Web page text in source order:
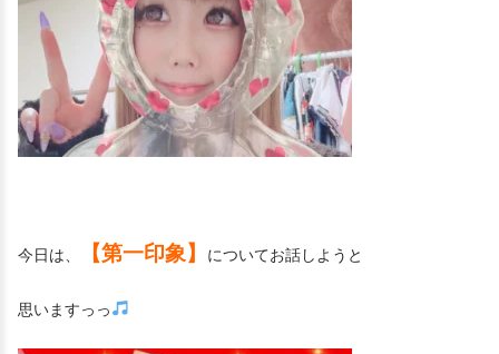
今日は、 【第一印象】 についてお話しようと
思いますっっ